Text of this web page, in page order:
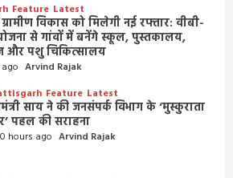
Feature Latest
विकास को मिलेगी नई रफ्तार: वीबी-
से गांवों में बनेंगे स्कूल, पुस्तकालय,
और पशु चिकित्सालय
Arvind Rajak
Feature Latest
साय ने की जनसंपर्क विभाग के ‘मुस्कुराता
पहल की सराहना
hours ago Arvind Rajak